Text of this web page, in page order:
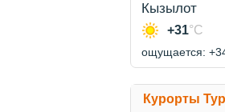
Кызылот
+31°C
ощущается:
Курорты